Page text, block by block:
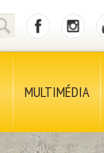
MULTIMÉDIA